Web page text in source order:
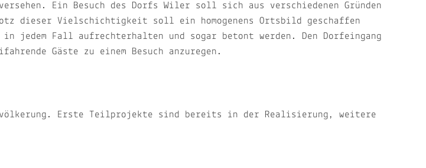
Ein Besuch des Dorfs Wiler soll sich aus verschiedenen Gründen
dieser Vielschichtigkeit soll ein homogenens Ortsbild geschaffen
jedem Fall aufrechterhalten und sogar betont werden. Den Dorfeingang
Gäste zu einem Besuch anzuregen.
Erste Teilprojekte sind bereits in der Realisierung, weitere